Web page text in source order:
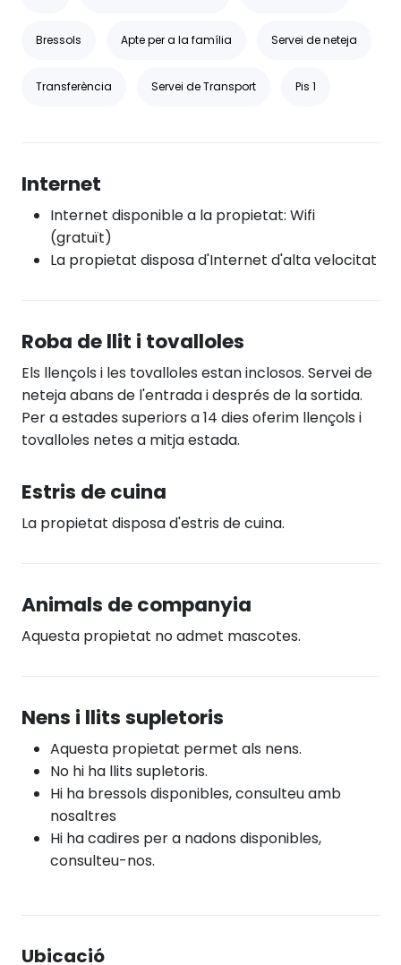
Bressols Apte per a la família Servei de neteja
Transferència Servei de Transport Pis 1
Internet
Internet disponible a la propietat: Wifi
(gratuït)
La propietat disposa d'Internet d'alta velocitat
Roba de llit i tovalloles
Els llençols i les tovalloles estan inclosos. Servei de
neteja abans de l'entrada i després de la sortida.
Per a estades superiors a 14 dies oferim llençols i
tovalloles netes a mitja estada.
Estris de cuina
La propietat disposa d'estris de cuina.
Animals de companyia
Aquesta propietat no admet mascotes.
Nens i llits supletoris
Aquesta propietat permet als nens.
No hi ha llits supletoris.
Hi ha bressols disponibles, consulteu amb
nosaltres
Hi ha cadires per a nadons disponibles,
consulteu-nos.
Ubicació